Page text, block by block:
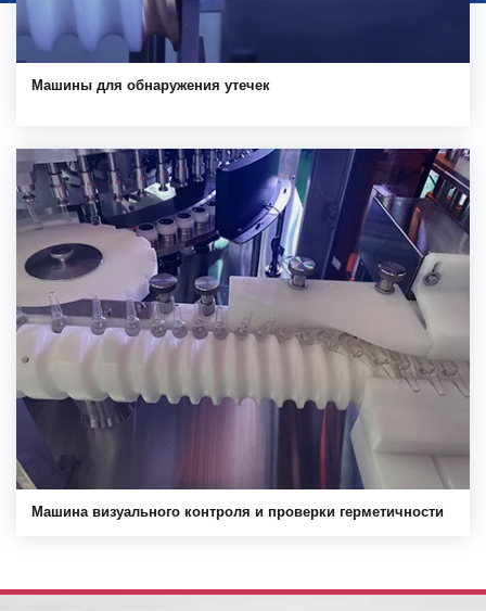
Машины для обнаружения утечек
Машина визуального контроля и проверки герметичности